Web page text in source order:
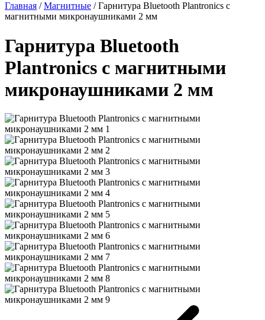
Главная /Магнитные / Гарнитура Bluetooth Plantronics с
магнитными микронаушниками 2 мм
Гарнитура Bluetooth
Plantronics с магнитными
микронаушниками 2 мм